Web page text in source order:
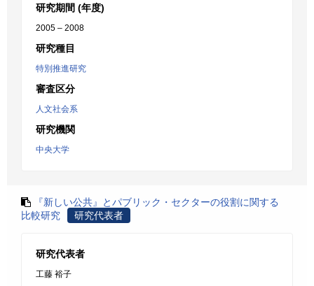
研究期間 (年度)
2005 – 2008
研究種目
特別推進研究
審査区分
人文社会系
研究機関
中央大学
『新しい公共』とパブリック・セクターの役割に関する
比較研究
研究代表者
研究代表者
工藤 裕子